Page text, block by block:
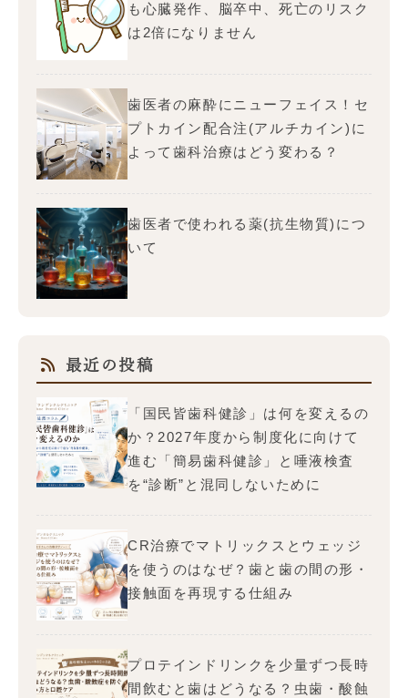
も心臓発作、脳卒中、死亡のリスク
は2倍になりません
歯医者の麻酔にニューフェイス！セ
プトカイン配合注(アルチカイン)に
よって歯科治療はどう変わる？
歯医者で使われる薬(抗生物質)につ
いて
最近の投稿
「国民皆歯科健診」は何を変えるの
か？2027年度から制度化に向けて
進む「簡易歯科健診」と唾液検査
を“診断”と混同しないために
CR治療でマトリックスとウェッジ
を使うのはなぜ？歯と歯の間の形・
接触面を再現する仕組み
プロテインドリンクを少量ずつ長時
間飲むと歯はどうなる？虫歯・酸蝕